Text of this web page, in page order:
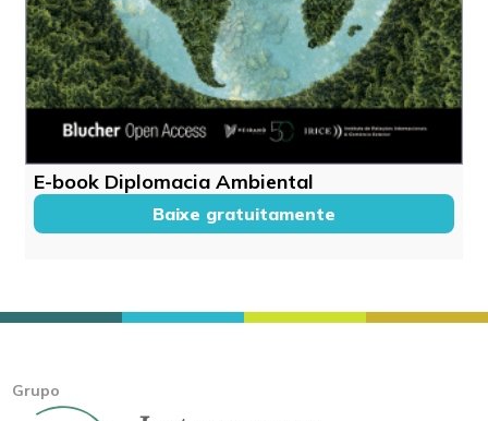
E-book Diplomacia Ambiental
Baixe gratuitamente
Grupo